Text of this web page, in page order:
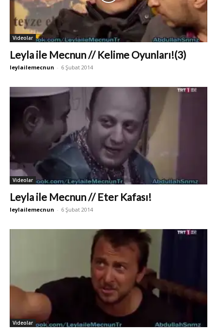
Videolar
Leyla ile Mecnun // Kelime Oyunları!(3)
leylailemecnun - 6 Şubat 2014
Videolar
Leyla ile Mecnun // Eter Kafası!
leylailemecnun - 6 Şubat 2014
Videolar